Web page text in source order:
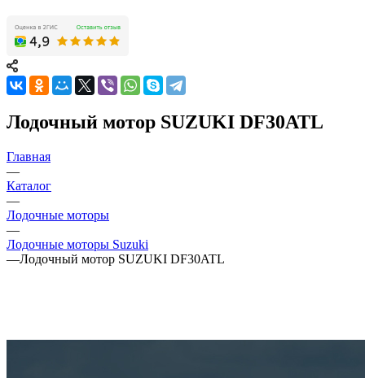
Лодочный мотор SUZUKI DF30ATL
Главная
—
Каталог
—
Лодочные моторы
—
Лодочные моторы Suzuki
—Лодочный мотор SUZUKI DF30ATL